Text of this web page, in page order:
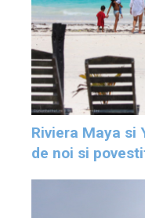
Riviera Maya si
de noi si